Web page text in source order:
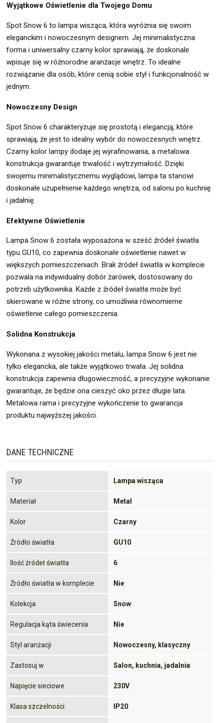
Wyjątkowe Oświetlenie dla Twojego Domu
Spot Snow 6 to lampa wisząca, która wyróżnia się swoim
eleganckim i nowoczesnym designem. Jej minimalistyczna
forma i uniwersalny czarny kolor sprawiają, że doskonale
wpisuje się w różnorodne aranżacje wnętrz. To idealne
rozwiązanie dla osób, które cenią sobie styl i funkcjonalność w
jednym.
Nowoczesny Design
Spot Snow 6 charakteryzuje się prostotą i elegancją, które
sprawiają, że jest to idealny wybór do nowoczesnych wnętrz.
Czarny kolor lampy dodaje jej wyrafinowania, a metalowa
konstrukcja gwarantuje trwałość i wytrzymałość. Dzięki
swojemu minimalistycznemu wyglądowi, lampa ta stanowi
doskonałe uzupełnienie każdego wnętrza, od salonu po kuchnię
i jadalnię.
Efektywne Oświetlenie
Lampa Snow 6 została wyposażona w sześć źródeł światła
typu GU10, co zapewnia doskonałe oświetlenie nawet w
większych pomieszczeniach. Brak źródeł światła w komplecie
pozwala na indywidualny dobór żarówek, dostosowany do
potrzeb użytkownika. Każde z źródeł światła może być
skierowane w różne strony, co umożliwia równomierne
oświetlenie całego pomieszczenia.
Solidna Konstrukcja
Wykonana z wysokiej jakości metalu, lampa Snow 6 jest nie
tylko elegancka, ale także wyjątkowo trwała. Jej solidna
konstrukcja zapewnia długowieczność, a precyzyjne wykonanie
gwarantuje, że będzie ona cieszyć oko przez długie lata.
Metalowa rama i precyzyjne wykończenie to gwarancja
produktu najwyższej jakości.
DANE TECHNICZNE
Typ Lampa wisząca
Materiał Metal
Kolor Czarny
Źródło światła GU10
Ilość źródeł światła 6
Źródło światła w komplecie Nie
Kolekcja Snow
Regulacja kąta świecenia Nie
Styl aranżacji Nowoczesny, klasyczny
Zastosuj w Salon, kuchnia, jadalnia
Napięcie sieciowe 230V
Klasa szczelności IP20